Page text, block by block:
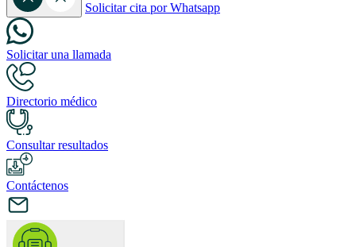
Solicitar cita por Whatsapp
Solicitar una llamada
Directorio médico
Consultar resultados
Contáctenos